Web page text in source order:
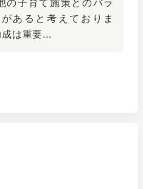
の子育て施策とのバラ
あると考えておりま
は重要...